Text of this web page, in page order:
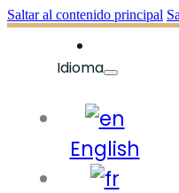
Saltar al contenido principal
Idioma
English